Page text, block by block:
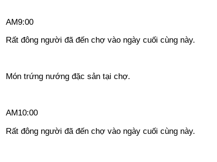
AM9:00
Rất đông người đã đến chợ vào ngày cuối cùng này.
Món trứng nướng đặc sản tại chợ.
AM10:00
Rất đông người đã đến chợ vào ngày cuối cùng này.